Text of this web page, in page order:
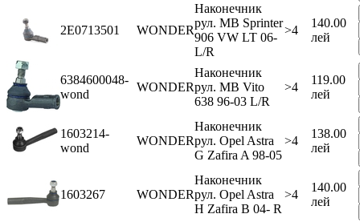
2E0713501 WONDER
Наконечник
рул. MB Sprinter
906 VW LT 06-
L/R
>4
140.00
лей
6384600048-
wond
WONDER
Наконечник
рул. MB Vito
638 96-03 L/R
>4
119.00
лей
1603214-
wond
WONDER
Наконечник
рул. Opel Astra
G Zafira A 98-05
>4
138.00
лей
1603267 WONDER
Наконечник
рул. Opel Astra
H Zafira B 04- R
>4
140.00
лей